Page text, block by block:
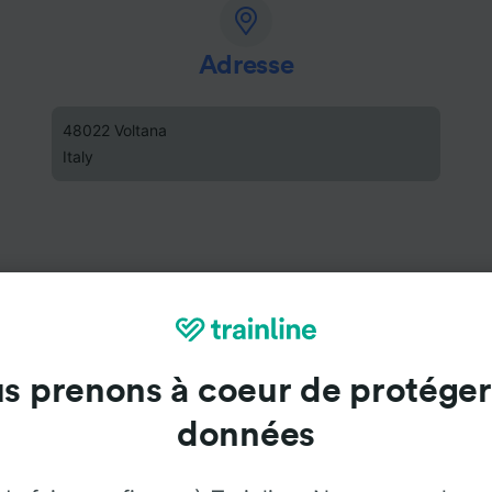
Adresse
48022 Voltana
Italy
prenons à coeur de
données